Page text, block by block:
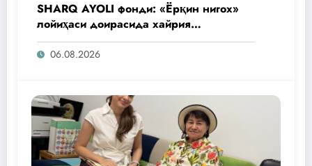
SHARQ AYOLI фонди: «Ёрқин нигох»
лойиҳаси доирасида хайрия
операциялари ўтказилади
06.08.2026